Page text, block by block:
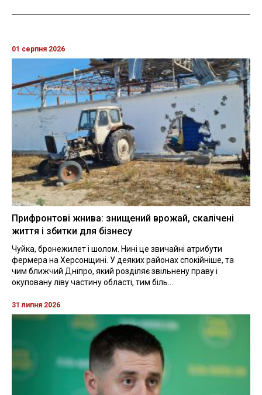
01 серпня 2026
Прифронтові жнива: знищений врожай, скалічені
життя і збитки для бізнесу
Чуйка, бронежилет і шолом. Нині це звичайні атрибути
фермера на Херсонщині. У деяких районах спокійніше, та
чим ближчий Дніпро, який розділяє звільнену праву і
окуповану ліву частину області, тим біль...
31 липня 2026